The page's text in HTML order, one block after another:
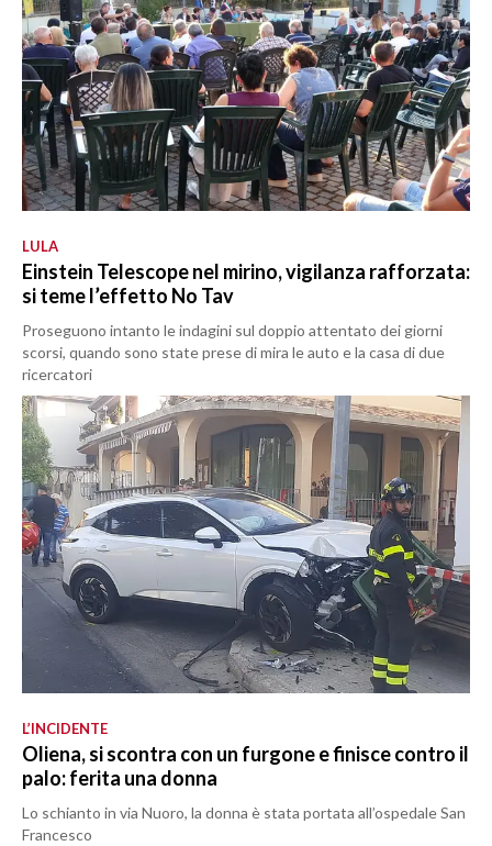
LULA
Einstein Telescope nel mirino, vigilanza rafforzata:
si teme l’effetto No Tav
Proseguono intanto le indagini sul doppio attentato dei giorni
scorsi, quando sono state prese di mira le auto e la casa di due
ricercatori
L’INCIDENTE
Oliena, si scontra con un furgone e finisce contro il
palo: ferita una donna
Lo schianto in via Nuoro, la donna è stata portata all’ospedale San
Francesco